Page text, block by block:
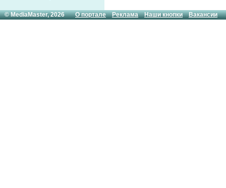
© MediaMaster, 2026О портале Реклама Наши кнопки Вакансии